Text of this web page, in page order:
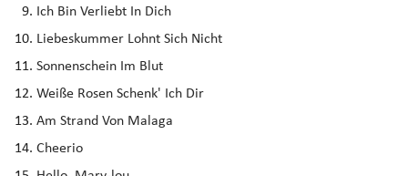
Ich Bin Verliebt In Dich
Liebeskummer Lohnt Sich Nicht
Sonnenschein Im Blut
Weiße Rosen Schenk' Ich Dir
Am Strand Von Malaga
Cheerio